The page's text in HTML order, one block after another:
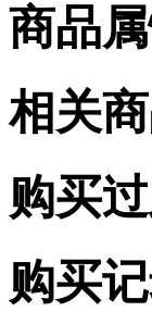
商品
相关
购买
购买